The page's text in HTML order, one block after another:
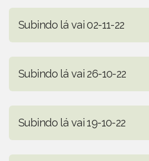
Subindo lá vai 02-11-22
Subindo lá vai 26-10-22
Subindo lá vai 19-10-22